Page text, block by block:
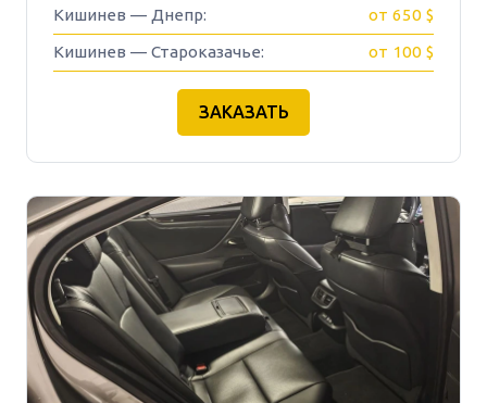
Кишинев — Днепр: от 650 $
Кишинев — Староказачье: от 100 $
ЗАКАЗАТЬ